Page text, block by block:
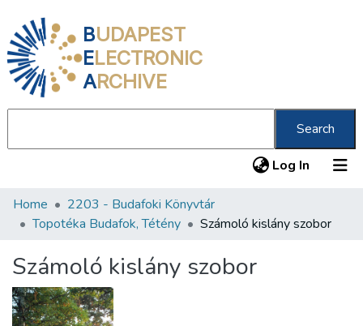
BUDAPEST
ELECTRONIC
ARCHIVE
Search
Log In (current)
Communities & Collections
Statistics
About us
Home
2203 - Budafoki Könyvtár
Topotéka Budafok, Tétény
Számoló kislány szobor
Számoló kislány szobor